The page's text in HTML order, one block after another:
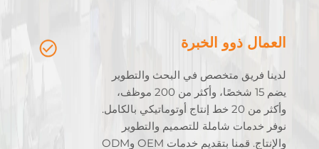
العمال ذوو الخبرة
لدينا فريق متخصص في البحث والتطوير
يضم 15 شخصًا، وأكثر من 200 موظف،
وأكثر من 20 خط إنتاج أوتوماتيكي بالكامل.
نوفر خدمات شاملة للتصميم والتطوير
والإنتاج. قمنا بتقديم خدمات OEM وODM